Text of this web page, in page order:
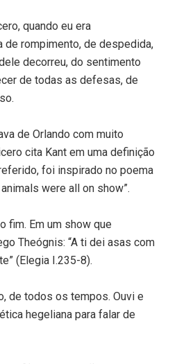
quando eu era
rompimento, de despedida,
decorreu, do sentimento
de todas as defesas, de
de Orlando com muito
cita Kant em uma definição
foi inspirado no poema
were all on show”.
fim. Em um show que
Theógnis: “A ti dei asas com
(Elegia I.235-8).
de todos os tempos. Ouvi e
hegeliana para falar de